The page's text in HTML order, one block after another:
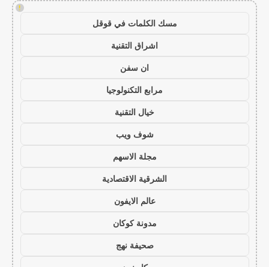
!
مسك الكلمات في قوقل
اشراق التقنية
ان سفن
مرابع التكنولوجيا
خيال التقنية
شوف ويب
مجلة الاسهم
الشرقية الاقتصادية
عالم الايفون
مدونة كوكان
صحيفة نهج